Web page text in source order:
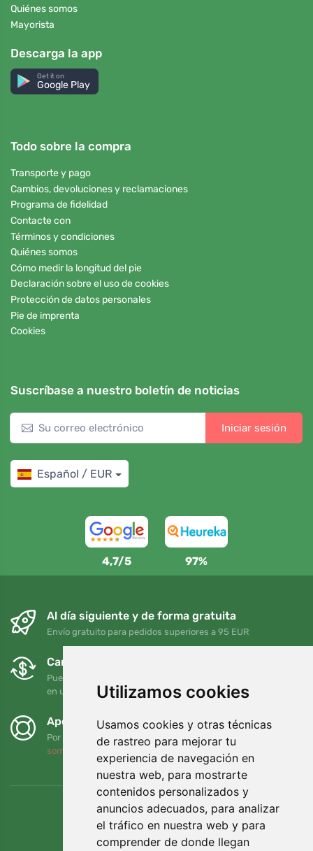
Utilizamos cookies
Usamos cookies y otras técnicas
de rastreo para mejorar tu
experiencia de navegación en
nuestra web, para mostrarte
contenidos personalizados y
anuncios adecuados, para analizar
el tráfico en nuestra web y para
comprender de donde llegan
Quiénes somos
Mayorista
Descarga la app
Get it on
Google Play
Todo sobre la compra
Transporte y pago
Cambios, devoluciones y reclamaciones
Programa de fidelidad
Contacte con
Términos y condiciones
Quiénes somos
Cómo medir la longitud del pie
Declaración sobre el uso de cookies
Protección de datos personales
Pie de imprenta
Cookies
Suscríbase a nuestro boletín de noticias
Iniciar sesión
Español / EUR
4,7/5 97%
Al día siguiente y de forma gratuita
Envío gratuito para pedidos superiores a 95 EUR
Cambios y devoluciones gratuitos
Puede devolver o cambiar su pedido en cualquier momento
en un plazo de 90 días
Apoyamos a Trees.org
Por cada pedido plantamos un árbol. Leer más
somos